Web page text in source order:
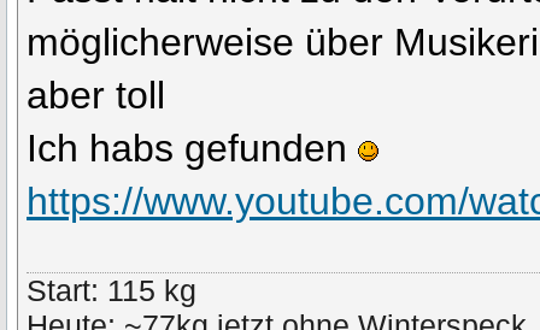
möglicherweise über
aber toll
Ich habs gefunden
https://www.youtube.com/
Start: 115 kg